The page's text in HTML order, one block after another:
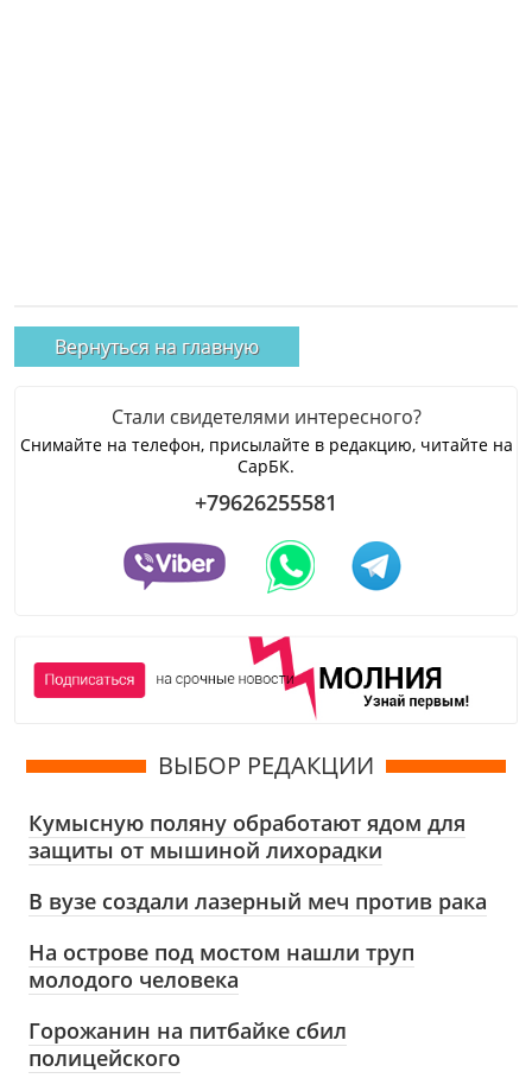
Вернуться на главную
Стали свидетелями интересного?
Снимайте на телефон, присылайте в редакцию, читайте на
СарБК.
+79626255581
ВЫБОР РЕДАКЦИИ
Кумысную поляну обработают ядом для
защиты от мышиной лихорадки
В вузе создали лазерный меч против рака
На острове под мостом нашли труп
молодого человека
Горожанин на питбайке сбил
полицейского